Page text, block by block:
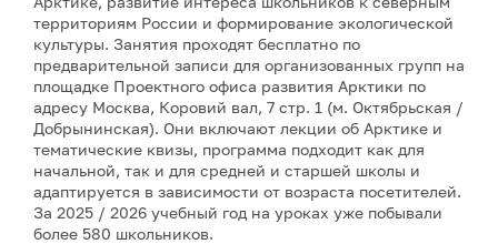
территориям России и формирование экологической
культуры. Занятия проходят бесплатно по
предварительной записи для организованных групп на
площадке Проектного офиса развития Арктики по
адресу Москва, Коровий вал, 7 стр. 1 (м. Октябрьская /
Добрынинская). Они включают лекции об Арктике и
тематические квизы, программа подходит как для
начальной, так и для средней и старшей школы и
адаптируется в зависимости от возраста посетителей.
За 2025 / 2026 учебный год на уроках уже побывали
более 580 школьников.